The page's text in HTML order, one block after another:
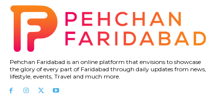
Pehchan Faridabad is an online platform that envisions to showcase
the glory of every part of Faridabad through daily updates from news,
lifestyle, events, Travel and much more.